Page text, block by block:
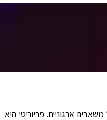
ארגוניים. פריוריטי היא